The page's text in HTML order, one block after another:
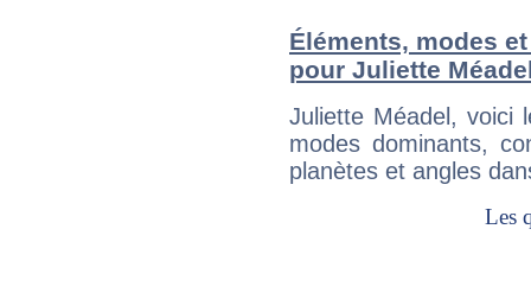
Éléments, modes
pour Juliette
Juliette Méadel, voici
modes dominants,
planètes et angles